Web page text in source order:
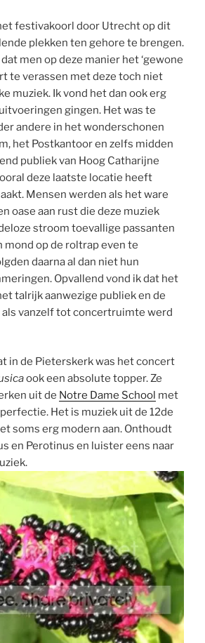
festivakoorl door Utrecht op dit
plekken ten gehore te brengen.
men op deze manier het ‘gewone
te verassen met deze toch niet
muziek. Ik vond het dan ook erg
gingen. Het was te
andere in het wonderschonen
het Postkantoor en zelfs midden
publiek van Hoog Catharijne
deze laatste locatie heeft
Mensen werden als het ware
oase aan rust die deze muziek
stroom toevallige passanten
op de roltrap even te
daarna al dan niet hun
Opvallend vond ik dat het
talrijk aanwezige publiek en de
vanzelf tot concertruimte werd
in de Pieterskerk was het concert
ook een absolute topper. Ze
uit de Notre Dame School met
Het is muziek uit de 12de
soms erg modern aan. Onthoudt
en Perotinus en luister eens naar